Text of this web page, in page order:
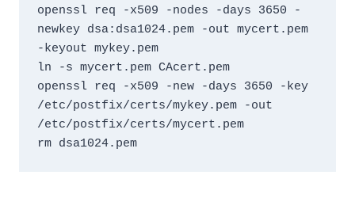
openssl req -x509 -nodes -days 3650 -
newkey dsa:dsa1024.pem -out mycert.pem
-keyout mykey.pem
ln -s mycert.pem CAcert.pem
openssl req -x509 -new -days 3650 -key
/etc/postfix/certs/mykey.pem -out
/etc/postfix/certs/mycert.pem
rm dsa1024.pem